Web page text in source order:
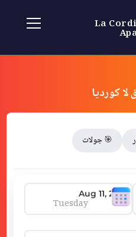
La
كورديا
🎯 جولات
Tuesday